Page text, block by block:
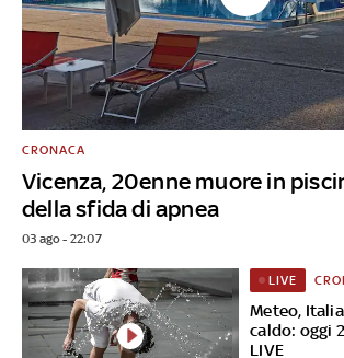
Vicenza, 20enne muore in
della sfida di apnea
CRONACA
03 ago - 22:07
Meteo,
caldo: oggi
LIVE
LIVE